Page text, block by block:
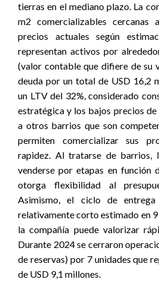
tierras en el mediano plazo. La
m2 comercializables cercanas
precios actuales según
representan activos por
(valor contable que difiere de su
deuda por un total de USD 16,2
un LTV del 32%, considerado
estratégica y los bajos precios
a otros barrios que son
permiten comercializar sus
rapidez. Al tratarse de barrios,
venderse por etapas en función
otorga flexibilidad al
Asimismo, el ciclo de
relativamente corto estimado en 9
la compañía puede valorizar
Durante 2024 se cerraron
de reservas) por 7 unidades que
de USD 9,1 millones.